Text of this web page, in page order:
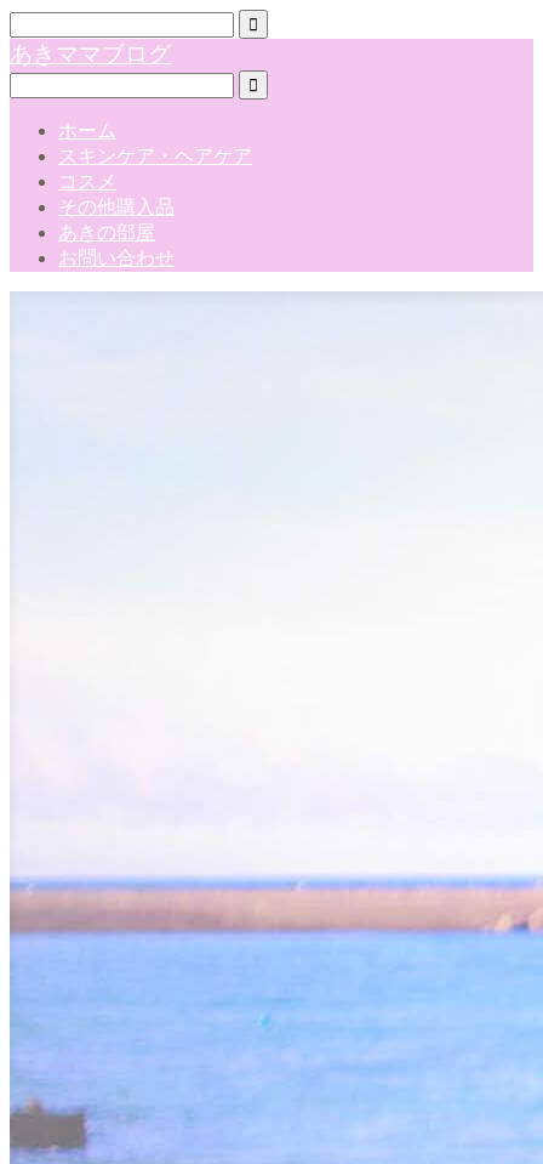
あきママブログ
ホーム
スキンケア・ヘアケア
コスメ
その他購入品
あきの部屋
お問い合わせ